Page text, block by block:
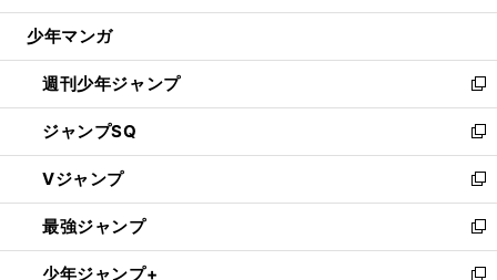
ウ
開
く
少年マンガ
週刊少年ジャンプ
新
し
い
ウ
ィ
ン
ド
ウ
で
ジャンプSQ
新
し
い
ウ
ィ
ン
ド
Vジャンプ
新
し
い
ウ
最強ジャンプ
新
し
少年ジャンプ+